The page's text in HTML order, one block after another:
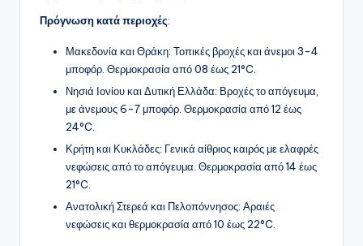
Πρόγνωση κατά περιοχές:
Μακεδονία και Θράκη: Τοπικές βροχές και άνεμοι 3-4
μποφόρ. Θερμοκρασία από 08 έως 21°C.
Νησιά Ιονίου και Δυτική Ελλάδα: Βροχές το απόγευμα,
με άνεμους 6-7 μποφόρ. Θερμοκρασία από 12 έως
24°C.
Κρήτη και Κυκλάδες: Γενικά αίθριος καιρός με ελαφρές
νεφώσεις από το απόγευμα. Θερμοκρασία από 14 έως
21°C.
Ανατολική Στερεά και Πελοπόννησος: Αραιές
νεφώσεις και θερμοκρασία από 10 έως 22°C.